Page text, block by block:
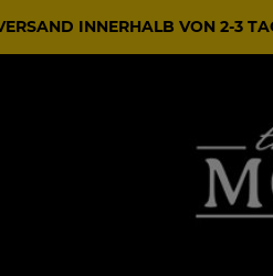
INNERHALB VON 2-3